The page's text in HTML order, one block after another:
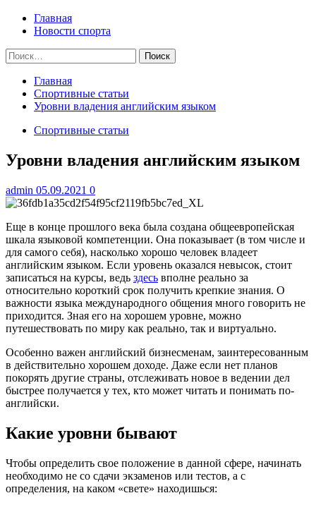
Главная
Новости спорта
Найти:
Главная
Спортивные статьи
Уровни владения английским языком
Спортивные статьи
Уровни владения английским языком
admin 05.09.2021 0
Еще в конце прошлого века была создана общеевропейская
шкала языковой компетенции. Она показывает (в том числе и
для самого себя), насколько хорошо человек владеет
английским языком. Если уровень оказался невысок, стоит
записаться на курсы, ведь здесь вполне реально за
относительно короткий срок получить крепкие знания. О
важности языка международного общения много говорить не
приходится. Зная его на хорошем уровне, можно
путешествовать по миру как реально, так и виртуально.
Особенно важен английский бизнесменам, заинтересованным
в действительно хорошем доходе. Даже если нет планов
покорять другие страны, отслеживать новое в ведении дел
быстрее получается у тех, кто может читать и понимать по-
английски.
Какие уровни бывают
Чтобы определить свое положение в данной сфере, начинать
необходимо не со сдачи экзаменов или тестов, а с
определения, на каком «свете» находишься: